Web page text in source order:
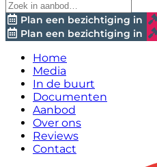
Plan een bezichtiging in
Plan een bezichtiging in
Home
Media
In de buurt
Documenten
Aanbod
Over ons
Reviews
Contact